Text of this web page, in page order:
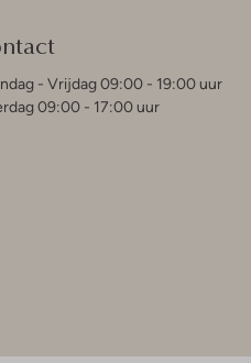
- Vrijdag 09:00 - 19:00 uur
09:00 - 17:00 uur